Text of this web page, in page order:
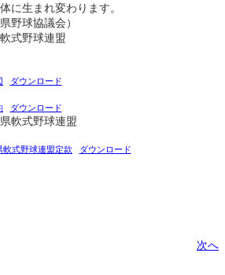
に生まれ変わります。
野球協議会）
式野球連盟
ダウンロード
ダウンロード
式野球連盟
式野球連盟定款 ダウンロード
次へ